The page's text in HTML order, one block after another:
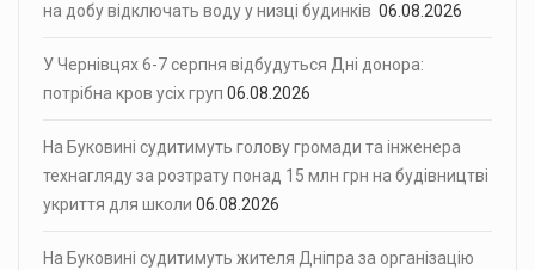
на добу відключать воду у низці будинків 06.08.2026
У Чернівцях 6-7 серпня відбудуться Дні донора:
потрібна кров усіх груп 06.08.2026
На Буковині судитимуть голову громади та інженера
технагляду за розтрату понад 15 млн грн на будівництві
укриття для школи 06.08.2026
На Буковині судитимуть жителя Дніпра за організацію